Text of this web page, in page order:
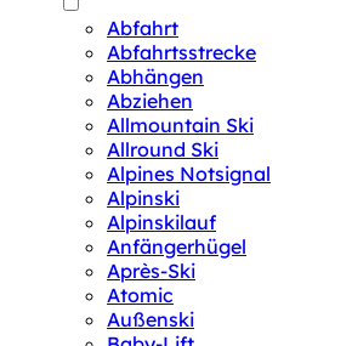
Abfahrt
Abfahrtsstrecke
Abhängen
Abziehen
Allmountain Ski
Allround Ski
Alpines Notsignal
Alpinski
Alpinskilauf
Anfängerhügel
Après-Ski
Atomic
Außenski